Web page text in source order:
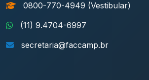
0800-770-4949 (Vestibular)
(11) 9.4704-6997
secretaria@faccamp.br